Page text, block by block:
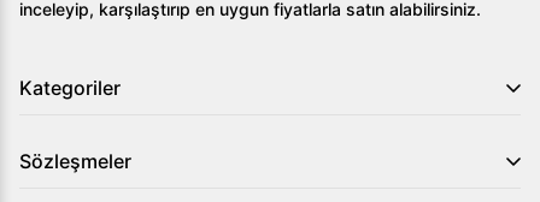
inceleyip, karşılaştırıp en uygun fiyatlarla satın alabilirsiniz.
Kategoriler
Sözleşmeler